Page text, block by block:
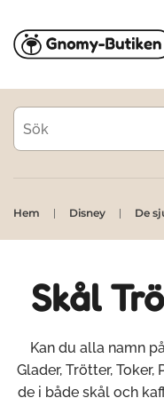
Skip to main
Hem Disney De
Skål
Kan du alla namn
Glader, Trötter,
de i både skål och